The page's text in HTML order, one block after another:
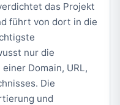
das Projekt
führt von dort in die
nur die
Domain, URL,
Die
und